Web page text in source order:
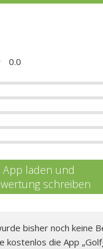
0.0
App laden und
schreiben
bisher noch keine
kostenlos die App